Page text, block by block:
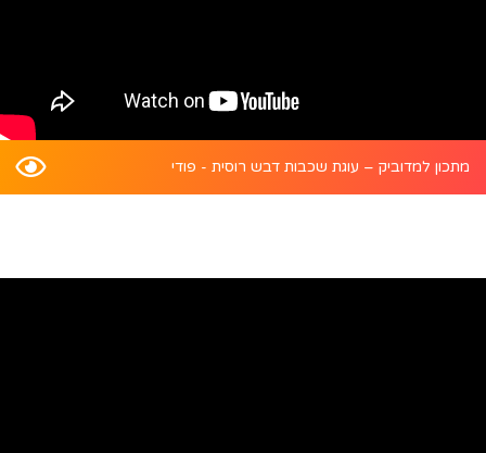
מתכון למדוביק – עוגת שכבות דבש רוסית - פודי